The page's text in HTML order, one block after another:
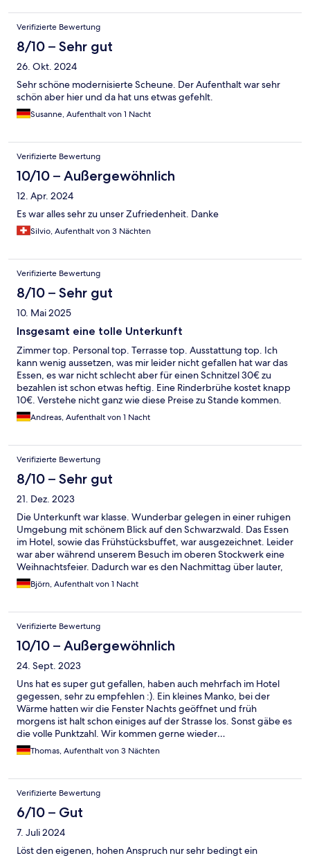
Verifizierte Bewertung
8/10 – Sehr gut
26. Okt. 2024
Sehr schöne modernisierte Scheune. Der Aufenthalt war sehr
schön aber hier und da hat uns etwas gefehlt.
Susanne, Aufenthalt von 1 Nacht
Verifizierte Bewertung
10/10 – Außergewöhnlich
12. Apr. 2024
Es war alles sehr zu unser Zufriedenheit. Danke
Silvio, Aufenthalt von 3 Nächten
Verifizierte Bewertung
8/10 – Sehr gut
10. Mai 2025
Insgesamt eine tolle Unterkunft
Zimmer top. Personal top. Terrasse top. Ausstattung top. Ich
kann wenig aussetzen, was mir leider nicht gefallen hat war das
Essen, es war nicht schlecht aber für einen Schnitzel 30€ zu
bezahlen ist schon etwas heftig. Eine Rinderbrühe kostet knapp
10€. Verstehe nicht ganz wie diese Preise zu Stande kommen.
Aber trotzdem alles insgesamt top.
Andreas, Aufenthalt von 1 Nacht
Verifizierte Bewertung
8/10 – Sehr gut
21. Dez. 2023
Die Unterkunft war klasse. Wunderbar gelegen in einer ruhigen
Umgebung mit schönem Blick auf den Schwarzwald. Das Essen
im Hotel, sowie das Frühstücksbuffet, war ausgezeichnet. Leider
war aber während unserem Besuch im oberen Stockwerk eine
Weihnachtsfeier. Dadurch war es den Nachmittag über lauter,
aber abends war das dann auch wieder vorbei. Auf jeden Fall
ein absolut empfehlenswertes Hotel
Björn, Aufenthalt von 1 Nacht
Verifizierte Bewertung
10/10 – Außergewöhnlich
24. Sept. 2023
Uns hat es super gut gefallen, haben auch mehrfach im Hotel
gegessen, sehr zu empfehlen :). Ein kleines Manko, bei der
Wärme hatten wir die Fenster Nachts geöffnet und früh
morgens ist halt schon einiges auf der Strasse los. Sonst gäbe es
die volle Punktzahl. Wir kommen gerne wieder…
Thomas, Aufenthalt von 3 Nächten
Verifizierte Bewertung
6/10 – Gut
7. Juli 2024
Löst den eigenen, hohen Anspruch nur sehr bedingt ein